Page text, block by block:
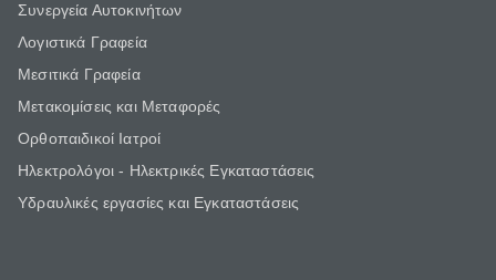
Συνεργεία Αυτοκινήτων
Λογιστικά Γραφεία
Μεσιτικά Γραφεία
Μετακομίσεις και Μεταφορές
Ορθοπαιδικοί Ιατροί
Ηλεκτρολόγοι - Ηλεκτρικές Εγκαταστάσεις
Υδραυλικές εργασίες και Εγκαταστάσεις